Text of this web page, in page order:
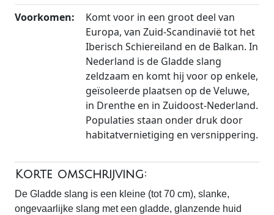
Voorkomen:
Komt voor in een groot deel van
Europa, van Zuid-Scandinavië tot het
Iberisch Schiereiland en de Balkan. In
Nederland is de Gladde slang
zeldzaam en komt hij voor op enkele,
geïsoleerde plaatsen op de Veluwe,
in Drenthe en in Zuidoost-Nederland.
Populaties staan onder druk door
habitatvernietiging en versnippering.
Korte omschrijving:
De Gladde slang is een kleine (tot 70 cm), slanke,
ongevaarlijke slang met een gladde, glanzende huid